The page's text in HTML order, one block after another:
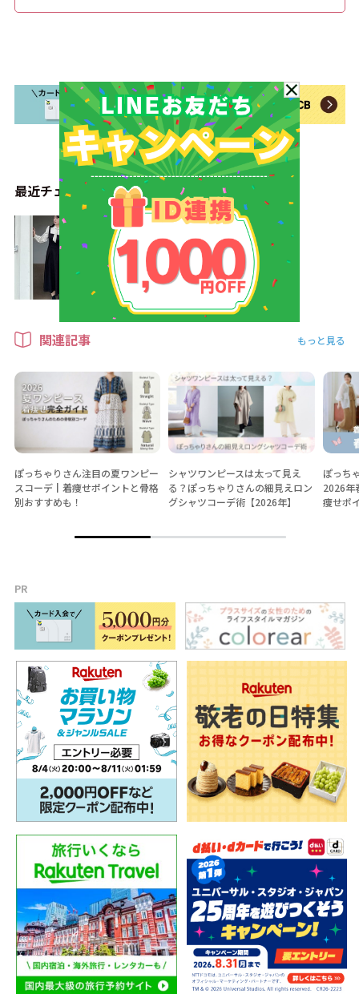
最近チェックしたアイテム
関連記事 もっと見る
ぽっちゃりさん注目の夏ワンピー
スコーデ┃着痩せポイントと骨格
別おすすめも！
シャツワンピースは太って見え
る？ぽっちゃりさんの細見えロン
グシャツコーデ術【2026年】
ぽっち
2026年
痩せポ
PR